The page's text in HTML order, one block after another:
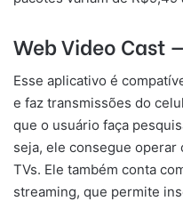
Web Video Cast
Esse aplicativo é
e faz transmissões do
que o usuário faça
seja, ele consegue operar
TVs. Ele também conta
streaming, que permite